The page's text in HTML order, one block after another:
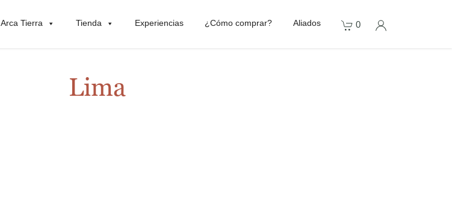
Arca Tierra Tienda Experiencias ¿Cómo comprar? Aliados 0
Lima